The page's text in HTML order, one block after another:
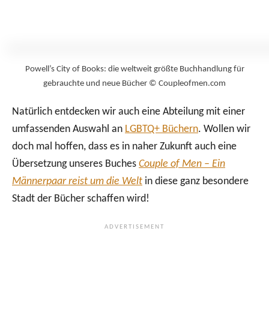
Powell’s City of Books: die weltweit größte Buchhandlung für
gebrauchte und neue Bücher © Coupleofmen.com
Natürlich entdecken wir auch eine Abteilung mit einer
umfassenden Auswahl an LGBTQ+ Büchern. Wollen wir
doch mal hoffen, dass es in naher Zukunft auch eine
Übersetzung unseres Buches Couple of Men – Ein
Männerpaar reist um die Welt in diese ganz besondere
Stadt der Bücher schaffen wird!